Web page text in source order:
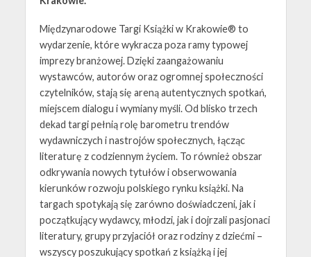
Międzynarodowe Targi Książki w Krakowie® to
wydarzenie, które wykracza poza ramy typowej
imprezy branżowej. Dzięki zaangażowaniu
wystawców, autorów oraz ogromnej społeczności
czytelników, stają się areną autentycznych spotkań,
miejscem dialogu i wymiany myśli. Od blisko trzech
dekad targi pełnią rolę barometru trendów
wydawniczych i nastrojów społecznych, łącząc
literaturę z codziennym życiem. To również obszar
odkrywania nowych tytułów i obserwowania
kierunków rozwoju polskiego rynku książki. Na
targach spotykają się zarówno doświadczeni, jak i
początkujący wydawcy, młodzi, jak i dojrzali pasjonaci
literatury, grupy przyjaciół oraz rodziny z dziećmi –
wszyscy poszukujący spotkań z książką i jej